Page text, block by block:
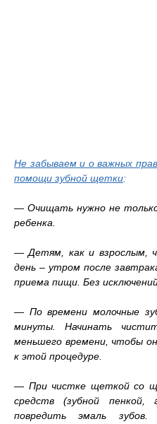
Не забываем и о важных
помощи зубной щетки:
— Очищать нужно не
ребенка.
— Детям, как и взрослым,
день – утром после
приема пищи. Без
— По времени молочные
минуты. Начинать
меньшего времени, чтобы
к этой процедуре.
— При чистке щеткой со
средств (зубной
повредить эмаль